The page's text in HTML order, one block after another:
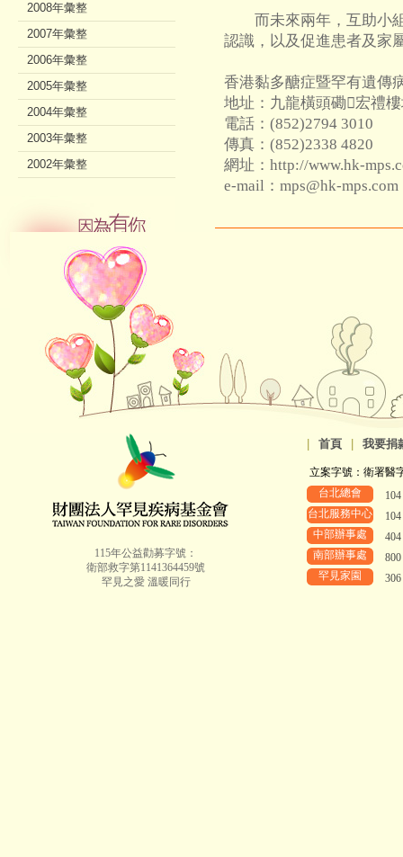
而未來兩年，互助小組
認識，以及促進患者及家
香港黏多醣症暨罕有遺傳
地址：九龍橫頭磡宏禮
電話：(852)2794 3010
傳真：(852)2338 4820
網址：http://www.hk-
e-mail：mps@hk-mps.com
2008年彙整
2007年彙整
2006年彙整
2005年彙整
2004年彙整
2003年彙整
2002年彙整
115年公益勸募字號：
衛部救字第1141364459號
罕見之愛 溫暖同行
首頁 我要捐
立案字號：衛署醫
台北總會
台北服務中心
中部辦事處
南部辦事處
罕見家園